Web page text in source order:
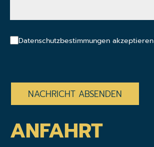
Datenschutzbestimmungen akzeptieren
ANFAHRT